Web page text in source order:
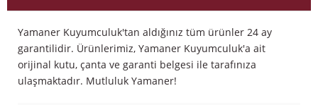
Yamaner Kuyumculuk'tan aldığınız tüm ürünler 24 ay
garantilidir. Ürünlerimiz, Yamaner Kuyumculuk'a ait
orijinal kutu, çanta ve garanti belgesi ile tarafınıza
ulaşmaktadır. Mutluluk Yamaner!